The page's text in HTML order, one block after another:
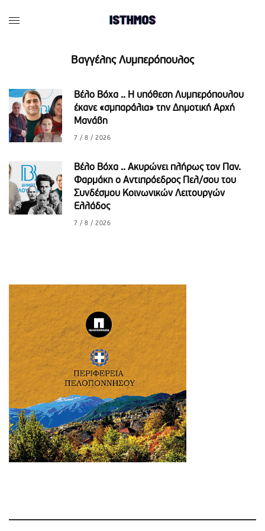
Βαγγέλης Λυμπερόπουλος
Βέλο Βόχα .. H υπόθεση Λυμπερόπουλου
έκανε «σμπαράλια» την Δημοτική Αρχή
Μανάβη
7 / 8 / 2026
Βέλο Βόχα .. Ακυρώνει πλήρως τον Παν.
Φαρμάκη ο Αντιπρόεδρος Πελ/σου του
Συνδέσμου Κοινωνικών Λειτουργών
Ελλάδος
7 / 8 / 2026